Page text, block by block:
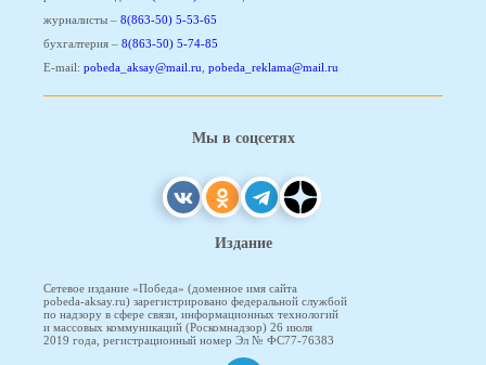
журналисты – 8(863-50) 5-53-65
бухгалтерия – 8(863-50) 5-74-85
E-mail: pobeda_aksay@mail.ru pobeda_reklama@mail.ru
Мы в соцсетях
Издание
Сетевое издание «Победа» (доменное имя сайта
pobeda-aksay.ru) зарегистрировано федеральной службой
по надзору в сфере связи, информационных технологий
и массовых коммуникаций (Роскомнадзор) 26 июля
2019 года, регистрационный номер Эл № ФС77-76383